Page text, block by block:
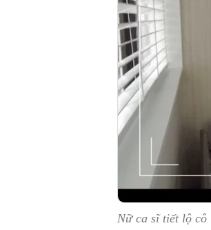
Nữ ca sĩ tiết lộ cô